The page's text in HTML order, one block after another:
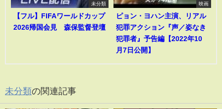
未分類
【フル】FIFAワールドカップ
2026帰国会見 森保監督登壇
映画
ピョン・ヨハン主演、リアル
犯罪アクション『声／姿なき
犯罪者』予告編【2022年10
月7日公開】
未分類の関連記事